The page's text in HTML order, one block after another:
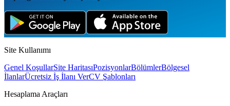
Site Kullanımı
Genel KoşullarSite HaritasıPozisyonlarBölümlerBölgesel
İlanlarÜcretsiz İş İlanı VerCV Şablonları
Hesaplama Araçları